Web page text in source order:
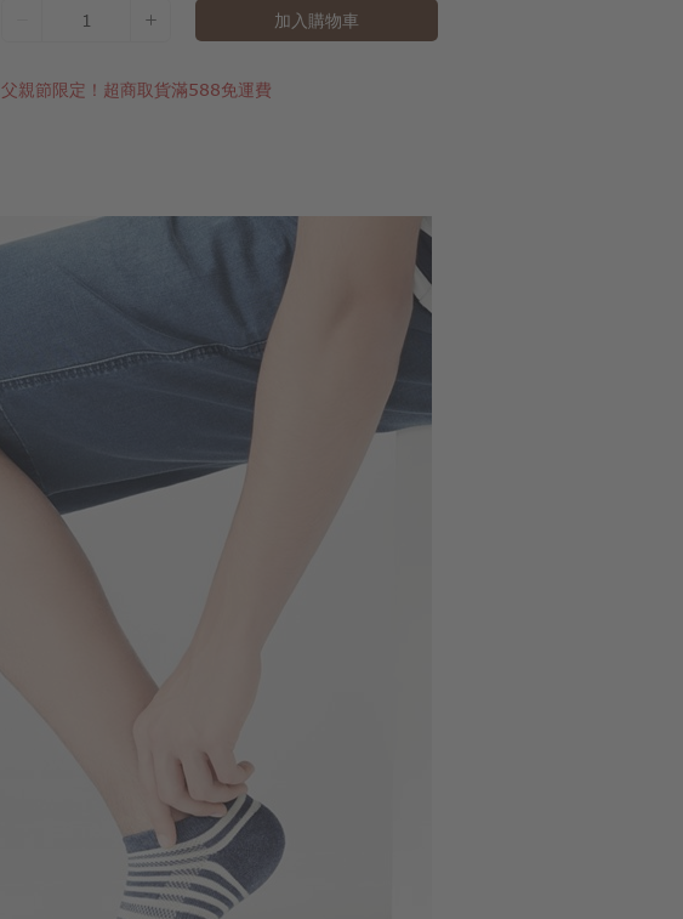
1 加入購物車
父親節限定！超商取貨滿588免運費